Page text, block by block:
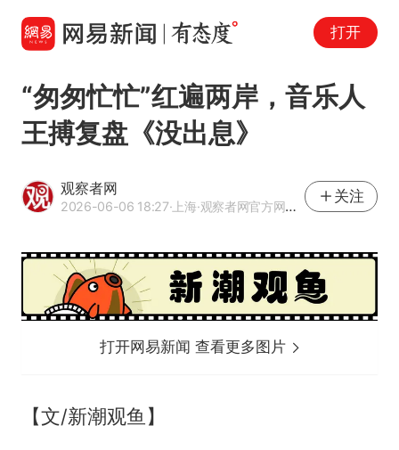
打开
“匆匆忙忙”红遍两岸，音乐人
王搏复盘《没出息》
观察者网
2026-06-06 18:27·上海·观察者网官方网易号
关注
打开网易新闻 查看更多图片
【文/新潮观鱼】